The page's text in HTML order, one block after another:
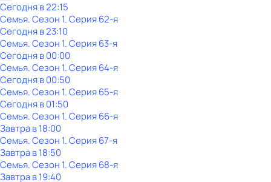
Сегодня в 22:15
Семья. Сезон 1. Серия 62-я
Сегодня в 23:10
Семья. Сезон 1. Серия 63-я
Сегодня в 00:00
Семья. Сезон 1. Серия 64-я
Сегодня в 00:50
Семья. Сезон 1. Серия 65-я
Сегодня в 01:50
Семья. Сезон 1. Серия 66-я
Завтра в 18:00
Семья. Сезон 1. Серия 67-я
Завтра в 18:50
Семья. Сезон 1. Серия 68-я
Завтра в 19:40